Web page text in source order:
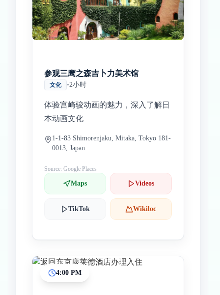
参观三鹰之森吉卜力美术馆
文化 •2小时
体验宫崎骏动画的魅力，深入了解日
本动画文化
1-1-83 Shimorenjaku, Mitaka, Tokyo 181-
0013, Japan
Source: Google Places
Maps Videos
TikTok Wikiloc
4:00 PM